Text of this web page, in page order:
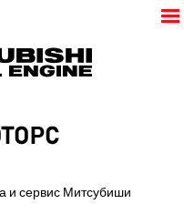
сервис Митсубиши